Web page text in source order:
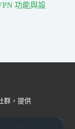
功能與設
群，提供